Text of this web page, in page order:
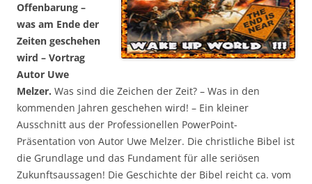
Offenbarung –
was am Ende der
Zeiten geschehen
wird – Vortrag
Autor Uwe
Melzer. Was sind die Zeichen der Zeit? – Was in den
kommenden Jahren geschehen wird! – Ein kleiner
Ausschnitt aus der Professionellen PowerPoint-
Präsentation von Autor Uwe Melzer. Die christliche Bibel ist
die Grundlage und das Fundament für alle seriösen
Zukunftsaussagen! Die Geschichte der Bibel reicht ca. vom